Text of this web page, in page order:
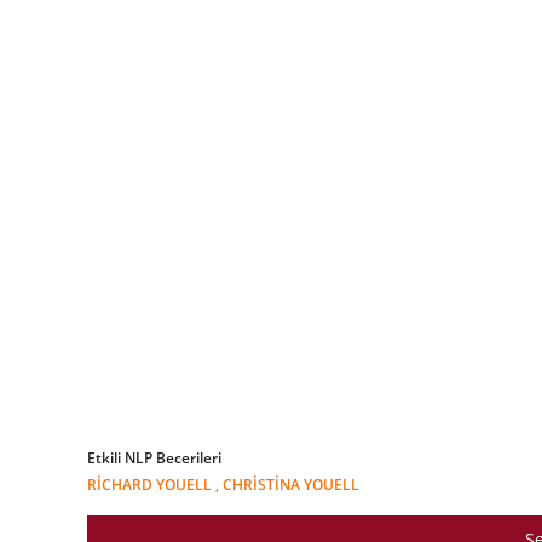
Etkili NLP Becerileri
RICHARD YOUELL , CHRISTINA YOUELL